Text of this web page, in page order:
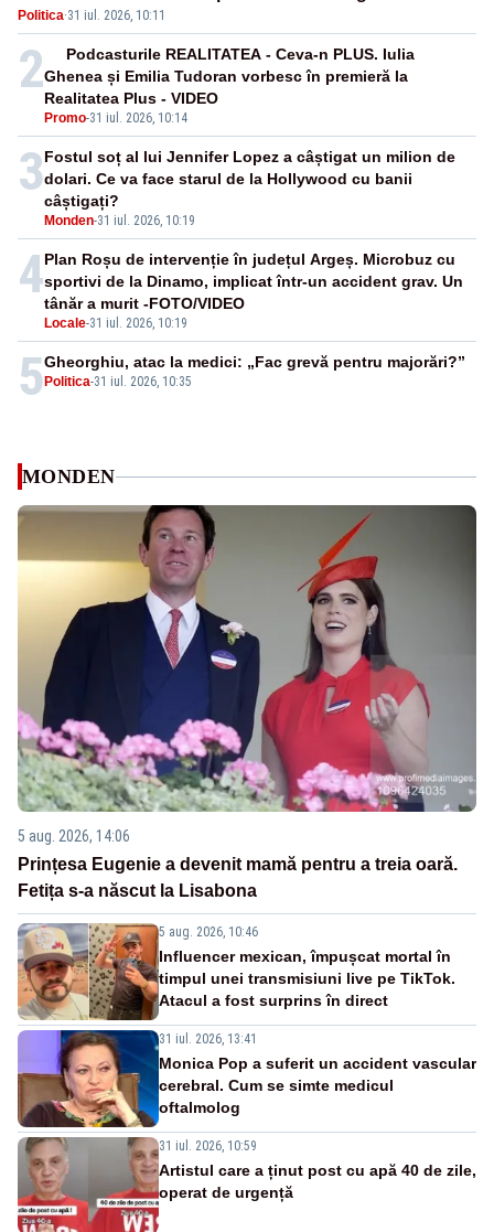
proastă pe care a făcut-o”
Politica·31 iul. 2026, 10:11
2
Promo-31 iul. 2026, 10:14
Podcasturile REALITATEA - Ceva-n PLUS. Iulia
Ghenea și Emilia Tudoran vorbesc în premieră la
Realitatea Plus - VIDEO
3
Monden-31 iul. 2026, 10:19
Fostul soț al lui Jennifer Lopez a câștigat un milion de
dolari. Ce va face starul de la Hollywood cu banii
câștigați?
4
Locale-31 iul. 2026, 10:19
Plan Roșu de intervenție în județul Argeș. Microbuz cu
sportivi de la Dinamo, implicat într-un accident grav. Un
tânăr a murit -FOTO/VIDEO
5 Politica-31 iul. 2026, 10:35
Gheorghiu, atac la medici: „Fac grevă pentru majorări?”
MONDEN
5 aug. 2026, 14:06
Prințesa Eugenie a devenit mamă pentru a treia oară.
Fetița s-a născut la Lisabona
5 aug. 2026, 10:46
Influencer mexican, împușcat mortal în
timpul unei transmisiuni live pe TikTok.
Atacul a fost surprins în direct
31 iul. 2026, 13:41
Monica Pop a suferit un accident vascular
cerebral. Cum se simte medicul
oftalmolog
31 iul. 2026, 10:59
Artistul care a ținut post cu apă 40 de zile,
operat de urgență